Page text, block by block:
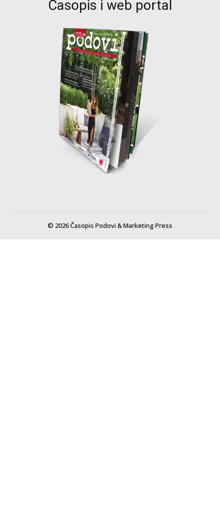
Časopis i web portal
© 2026 Časopis Podovi & Marketing Press